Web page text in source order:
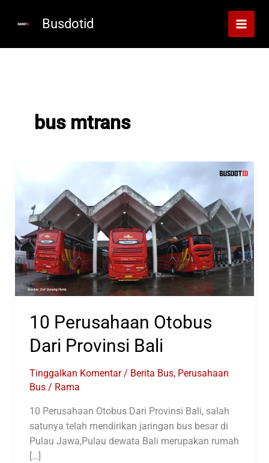
Busdotid
bus mtrans
10 Perusahaan Otobus
Dari Provinsi Bali
Tinggalkan Komentar / Berita Bus, Perusahaan
Bus/ Rama
10 Perusahaan Otobus Dari Provinsi Bali, salah
satunya telah mendirikan jaringan bus besar di
Pulau Jawa,Pulau dewata Bali merupakan rumah
[…]